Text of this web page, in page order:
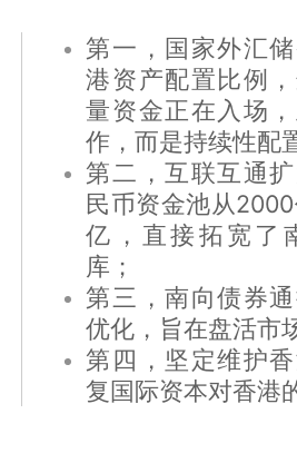
第一，国家外汇
港资产配置比例
量资金正在入场
作，而是持续性配
第二，互联互通
民币资金池从
亿，直接拓宽了
库；
第三，南向债券
优化，旨在盘活市
第四，坚定维护
复国际资本对香港